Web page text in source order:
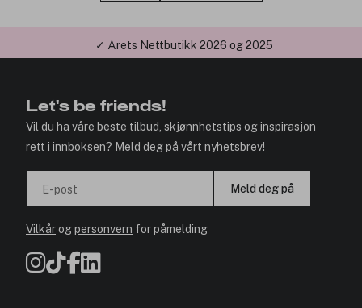
✓ Årets Nettbutikk 2026 og 2025
Let's be friends!
Vil du ha våre beste tilbud, skjønnhetstips og inspirasjon
rett i innboksen? Meld deg på vårt nyhetsbrev!
E-post Meld deg på
Vilkårogpersonvern for påmelding